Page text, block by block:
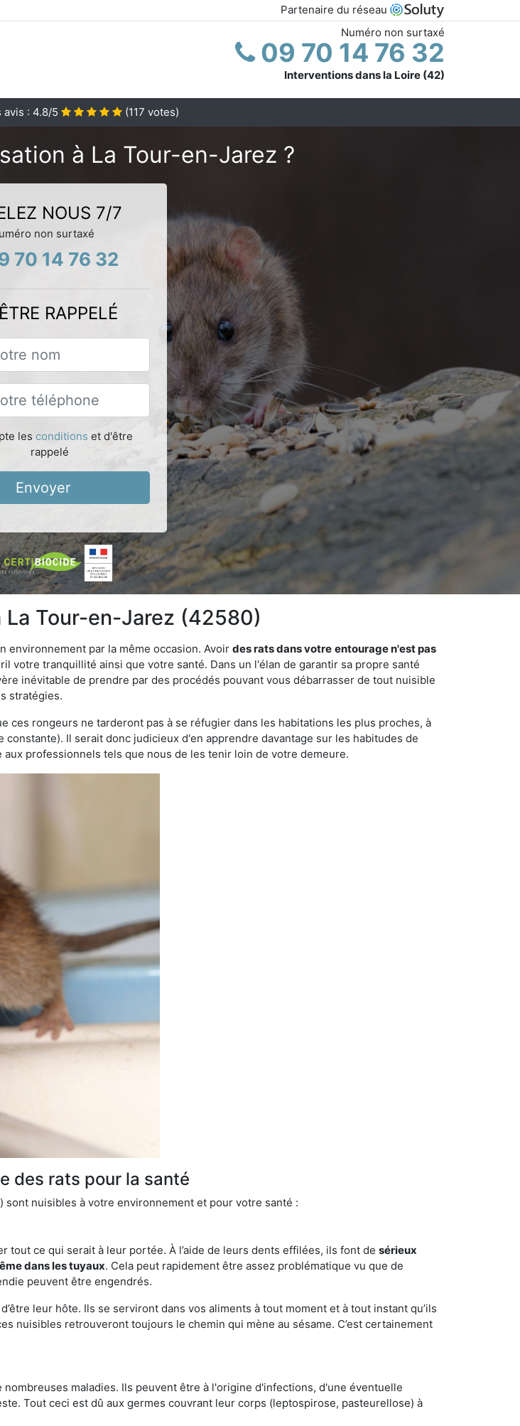
Partenaire du réseau
Numéro non surtaxé
09 70 14 76 32
Interventions dans la Loire (42)
avis : 4.8/5 (117 votes)
à La Tour-en-Jarez ?
NOUS 7/7
non surtaxé
70 14 76 32
RAPPELÉ
les conditions et d'être
rappelé
Envoyer
Tour-en-Jarez (42580)
environnement par la même occasion. Avoir des rats dans votre entourage n'est pas
votre tranquillité ainsi que votre santé. Dans un l'élan de garantir sa propre santé
inévitable de prendre par des procédés pouvant vous débarrasser de tout nuisible
stratégies.
ces rongeurs ne tarderont pas à se réfugier dans les habitations les plus proches, à
Il serait donc judicieux d'en apprendre davantage sur les habitudes de
professionnels tels que nous de les tenir loin de votre demeure.
des rats pour la santé
sont nuisibles à votre environnement et pour votre santé :
tout ce qui serait à leur portée. À l’aide de leurs dents effilées, ils font de sérieux
dans les tuyaux. Cela peut rapidement être assez problématique vu que de
peuvent être engendrés.
leur hôte. Ils se serviront dans vos aliments à tout moment et à tout instant qu’ils
nuisibles retrouveront toujours le chemin qui mène au sésame. C’est certainement
maladies. Ils peuvent être à l'origine d'infections, d'une éventuelle
Tout ceci est dû aux germes couvrant leur corps (leptospirose, pasteurellose) à